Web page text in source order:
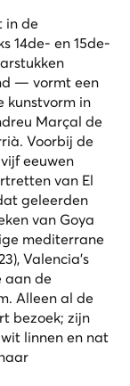
in de
14de- en 15de-
— vormt een
kunstvorm in
Marçal de
Voorbij de
eeuwen
van El
geleerden
van Goya
mediterrane
Valencia's
aan de
Alleen al de
bezoek; zijn
linnen en nat